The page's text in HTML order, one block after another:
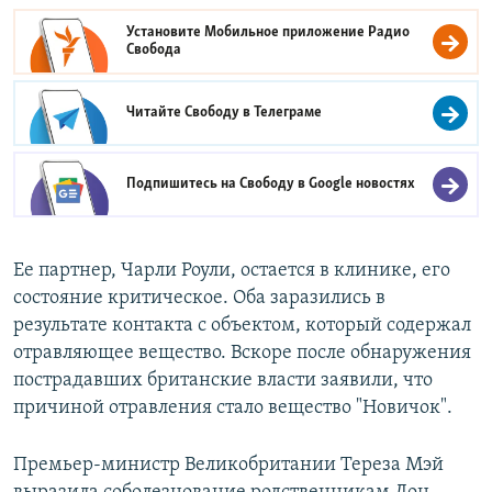
Установите Мобильное приложение Радио
Свобода
Читайте Свободу вТелеграме
Подпишитесь на Свободу вGoogle новостях
Ее партнер, Чарли Роули, остается в клинике, его
состояние критическое. Оба заразились в
результате контакта с объектом, который содержал
отравляющее вещество. Вскоре после обнаружения
пострадавших британские власти заявили, что
причиной отравления стало вещество "Новичок".
Премьер-министр Великобритании Тереза Мэй